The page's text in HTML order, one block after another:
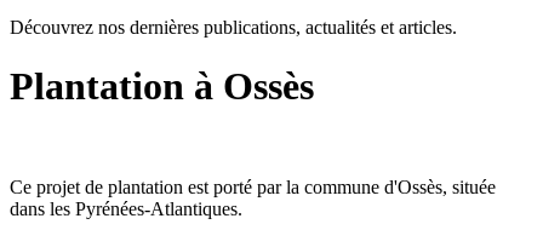
Découvrez nos dernières publications, actualités et articles.
Plantation à Ossès
Ce projet de plantation est porté par la commune d'Ossès, située
dans les Pyrénées-Atlantiques.